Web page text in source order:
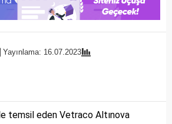
Yayınlama: 16.07.2023
temsil eden Vetraco Altınova